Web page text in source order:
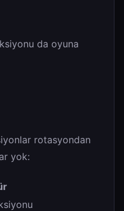
da oyuna
rotasyondan
yok: